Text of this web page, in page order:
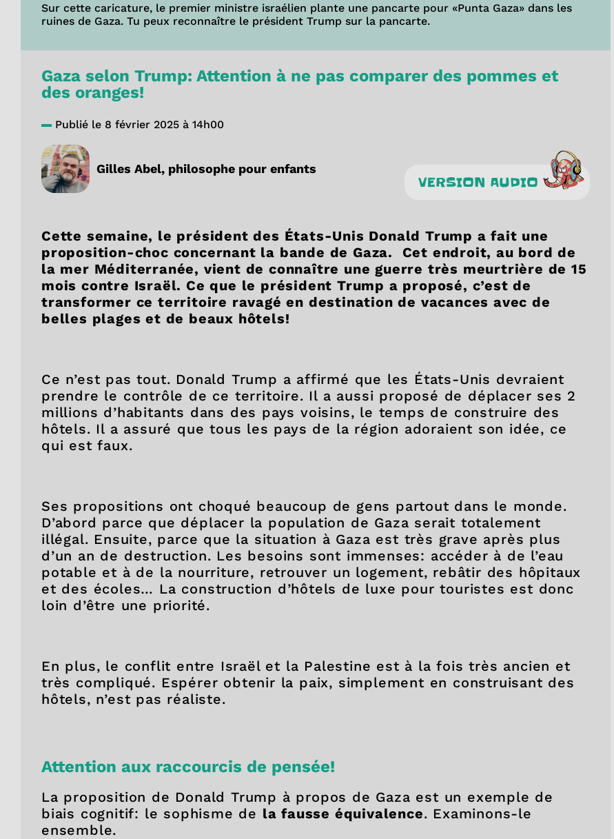
Sur cette caricature, le premier ministre israélien plante une pancarte pour «Punta Gaza» dans les
ruines de Gaza. Tu peux reconnaître le président Trump sur la pancarte.
Gaza selon Trump: Attention à ne pas comparer des pommes et
des oranges!
Publié le 8 février 2025 à 14h00
Gilles Abel, philosophe pour enfants
VERSION AUDIO
Cette semaine, le président des États-Unis Donald Trump a fait une
proposition-choc concernant la bande de Gaza. Cet endroit, au bord de
la mer Méditerranée, vient de connaître une guerre très meurtrière de 15
mois contre Israël. Ce que le président Trump a proposé, c’est de
transformer ce territoire ravagé en destination de vacances avec de
belles plages et de beaux hôtels!
Ce n’est pas tout. Donald Trump a affirmé que les États-Unis devraient
prendre le contrôle de ce territoire. Il a aussi proposé de déplacer ses 2
millions d’habitants dans des pays voisins, le temps de construire des
hôtels. Il a assuré que tous les pays de la région adoraient son idée, ce
qui est faux.
Ses propositions ont choqué beaucoup de gens partout dans le monde.
D’abord parce que déplacer la population de Gaza serait totalement
illégal. Ensuite, parce que la situation à Gaza est très grave après plus
d’un an de destruction. Les besoins sont immenses: accéder à de l’eau
potable et à de la nourriture, retrouver un logement, rebâtir des hôpitaux
et des écoles… La construction d’hôtels de luxe pour touristes est donc
loin d’être une priorité.
En plus, le conflit entre Israël et la Palestine est à la fois très ancien et
très compliqué. Espérer obtenir la paix, simplement en construisant des
hôtels, n’est pas réaliste.
Attention aux raccourcis de pensée!
La proposition de Donald Trump à propos de Gaza est un exemple de
biais cognitif: le sophisme de la fausse équivalence. Examinons-le
ensemble.